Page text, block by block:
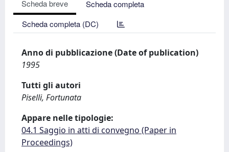
Scheda breve
Scheda completa
Scheda completa (DC)
Anno di pubblicazione (Date of publication)
1995
Tutti gli autori
Piselli, Fortunata
Appare nelle tipologie:
04.1 Saggio in atti di convegno (Paper in
Proceedings)